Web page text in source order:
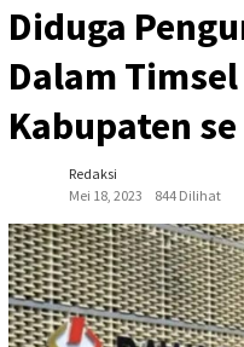
Diduga
Dalam
Kabupaten
Redaksi
Mei 18, 2023
844 Dilihat